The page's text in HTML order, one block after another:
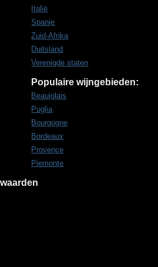
Italië
Spanje
Zuid-Afrika
Duitsland
Verenigde staten
Populaire wijngebieden:
Beaujolais
Puglia
Bourgogne
Bordeaux
Provence
Piemonte